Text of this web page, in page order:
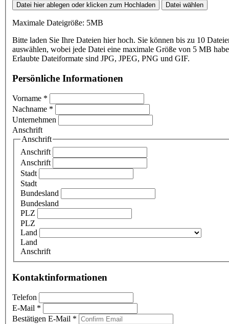
Datei hier ablegen oder klicken zum Hochladen Datei wählen
Maximale Dateigröße: 5MB
Bitte laden Sie Ihre Dateien hier hoch. Sie können bis zu 10
auswählen, wobei jede Datei eine maximale Größe von 5 MB
Erlaubte Dateiformate sind JPG, JPEG, PNG und GIF.
Persönliche Informationen
Vorname *
Nachname *
Unternehmen
Anschrift
Anschrift
Anschrift
Anschrift
Stadt
Stadt
Bundesland
Bundesland
PLZ
PLZ
Land
Land
Anschrift
Kontaktinformationen
Telefon
E-Mail *
Bestätigen E-Mail *